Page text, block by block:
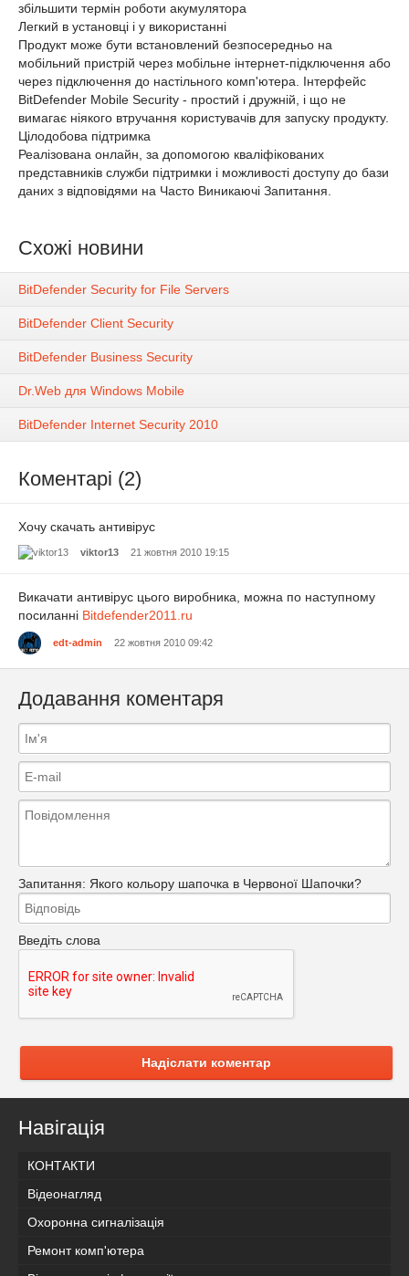
збільшити термін роботи акумулятора
Легкий в установці і у використанні
Продукт може бути встановлений безпосередньо на
мобільний пристрій через мобільне інтернет-підключення або
через підключення до настільного комп'ютера. Інтерфейс
BitDefender Mobile Security - простий і дружній, і що не
вимагає ніякого втручання користувачів для запуску продукту.
Цілодобова підтримка
Реалізована онлайн, за допомогою кваліфікованих
представників служби підтримки і можливості доступу до бази
даних з відповідями на Часто Виникаючі Запитання.
Схожі новини
BitDefender Security for File Servers
BitDefender Client Security
BitDefender Business Security
Dr.Web для Windows Mobile
BitDefender Internet Security 2010
Коментарі (2)
Хочу скачать антивірус
viktor13 21 жовтня 2010 19:15
Викачати антивірус цього виробника, можна по наступному
посиланні Bitdefender2011.ru
edt-admin 22 жовтня 2010 09:42
Додавання коментаря
Запитання: Якого кольору шапочка в Червоної Шапочки?
Введіть слова
Надіслати коментар
Навігація
КОНТАКТИ
Відеонагляд
Охоронна сигналізація
Ремонт комп'ютера